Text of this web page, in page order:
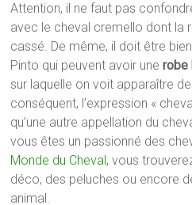
Attention, il ne faut pas
avec le cheval cremello dont la
cassé. De même, il doit être
Pinto qui peuvent avoir unerobe
sur laquelle on voit apparaître
conséquent, l’expression «
qu’une autre appellation du
vous êtes un passionné des
Monde du Cheval, vous
déco, des peluches ou encore
animal.